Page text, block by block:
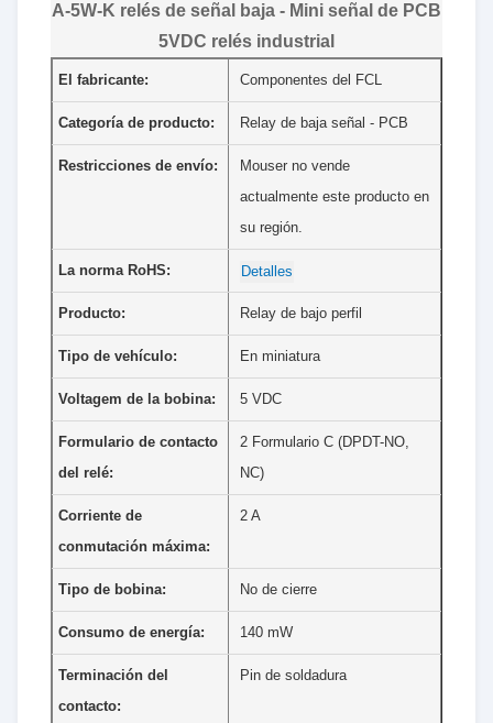
A-5W-K relés de señal baja - Mini señal de PCB
5VDC relés industrial
El fabricante: Componentes del FCL
Categoría de producto: Relay de baja señal - PCB
Restricciones de envío:
Mouser no vende
actualmente este producto en
su región.
La norma RoHS: Detalles
Producto: Relay de bajo perfil
Tipo de vehículo: En miniatura
Voltagem de la bobina: 5 VDC
Formulario de contacto
del relé:
2 Formulario C (DPDT-NO,
NC)
Corriente de
conmutación máxima:
2 A
Tipo de bobina: No de cierre
Consumo de energía: 140 mW
Terminación del
contacto:
Pin de soldadura